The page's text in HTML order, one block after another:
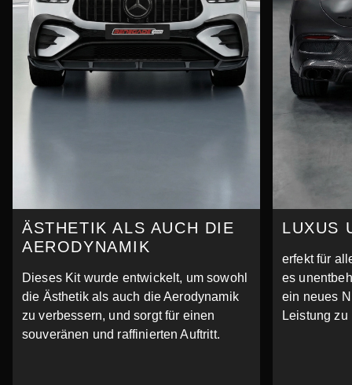
ÄSTHETIK ALS AUCH DIE
AERODYNAMIK
Dieses Kit wurde entwickelt, um sowohl
die Ästhetik als auch die Aerodynamik
zu verbessern, und sorgt für einen
souveränen und raffinierten Auftritt.
LUXUS
erfekt für
es
ein neues
Leistung zu